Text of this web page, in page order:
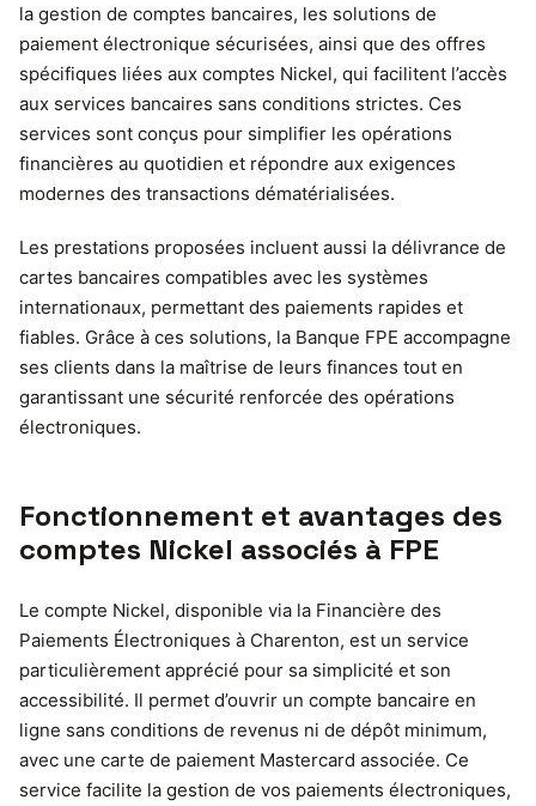
la gestion de comptes bancaires, les solutions de
paiement électronique sécurisées, ainsi que des offres
spécifiques liées aux comptes Nickel, qui facilitent l’accès
aux services bancaires sans conditions strictes. Ces
services sont conçus pour simplifier les opérations
financières au quotidien et répondre aux exigences
modernes des transactions dématérialisées.
Les prestations proposées incluent aussi la délivrance de
cartes bancaires compatibles avec les systèmes
internationaux, permettant des paiements rapides et
fiables. Grâce à ces solutions, la Banque FPE accompagne
ses clients dans la maîtrise de leurs finances tout en
garantissant une sécurité renforcée des opérations
électroniques.
Fonctionnement et avantages des
comptes Nickel associés à FPE
Le compte Nickel, disponible via la Financière des
Paiements Électroniques à Charenton, est un service
particulièrement apprécié pour sa simplicité et son
accessibilité. Il permet d’ouvrir un compte bancaire en
ligne sans conditions de revenus ni de dépôt minimum,
avec une carte de paiement Mastercard associée. Ce
service facilite la gestion de vos paiements électroniques,